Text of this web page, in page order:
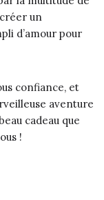
un
d’amour pour
confiance, et
aventure
cadeau que
!